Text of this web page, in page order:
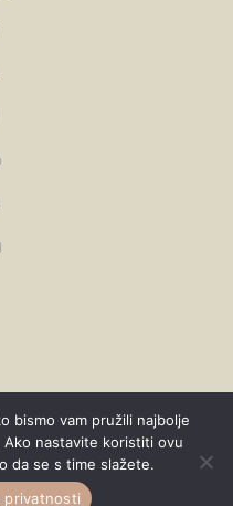
bismo vam pružili najbolje
nastavite koristiti ovu
da se s time slažete.
privatnosti